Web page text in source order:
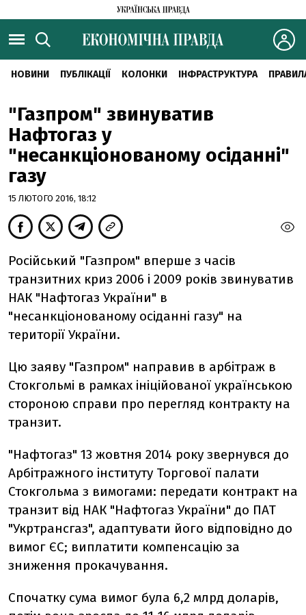
НОВИНИ ПУБЛІКАЦІЇ КОЛОНКИ ІНФРАСТРУКТУРА
"Газпром" звинуватив
Нафтогаз у
"несанкціонованому осіданні"
газу
15 ЛЮТОГО 2016, 18:12
Російський "Газпром" вперше з часів
транзитних криз 2006 і 2009 років звинуватив
НАК "Нафтогаз України" в
"несанкціонованому осіданні газу" на
території України.
Цю заяву "Газпром" направив в арбітраж в
Стокгольмі в рамках ініційованої українською
стороною справи про перегляд контракту на
транзит.
"Нафтогаз" 13 жовтня 2014 року звернувся до
Арбітражного інституту Торгової палати
Стокгольма з вимогами: передати контракт на
транзит від НАК "Нафтогаз України" до ПАТ
"Укртрансгаз", адаптувати його відповідно до
вимог ЄС; виплатити компенсацію за
зниження прокачування.
Спочатку сума вимог була 6,2 млрд доларів,